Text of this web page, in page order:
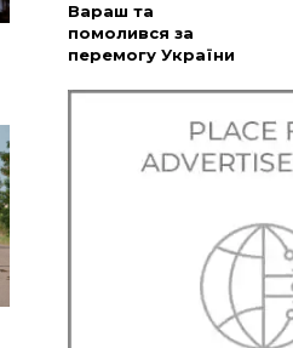
Вараш та
помолився за
перемогу України